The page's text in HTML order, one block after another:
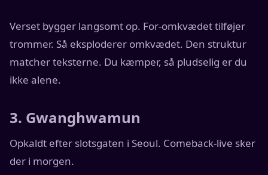
Verset bygger langsomt op. For-omkvædet tilføjer
trommer. Så eksploderer omkvædet. Den struktur
matcher teksterne. Du kæmper, så pludselig er du
ikke alene.
3. Gwanghwamun
Opkaldt efter slotsgaten i Seoul. Comeback-live sker
der i morgen.